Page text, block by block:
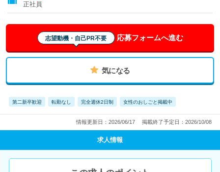
正社員
志望動機・自己PR不要 応募フォームへ進む
気になる
第二新卒歓迎 転勤なし 完全週休2日制 女性のおしごと掲載中
情報更新日：2026/06/17 掲載終了予定日：2026/10/08
求人情報